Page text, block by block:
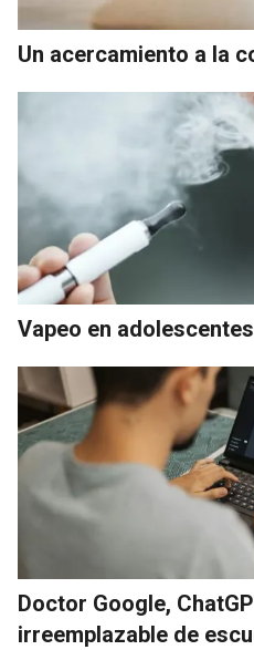
Un acercamiento a la
Vapeo en adolescentes
Doctor Google,
irreemplazable de